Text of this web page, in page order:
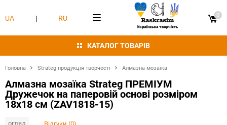
КАТАЛОГ ТОВАРІВ
UA | RU 0
Головна Strateg продукція творчості Алмазна мозаїка
Алмазна мозаїка Strateg ПРЕМІУМ
Дружечок на паперовій основі розміром
18х18 см (ZAV1818-15)
огляд